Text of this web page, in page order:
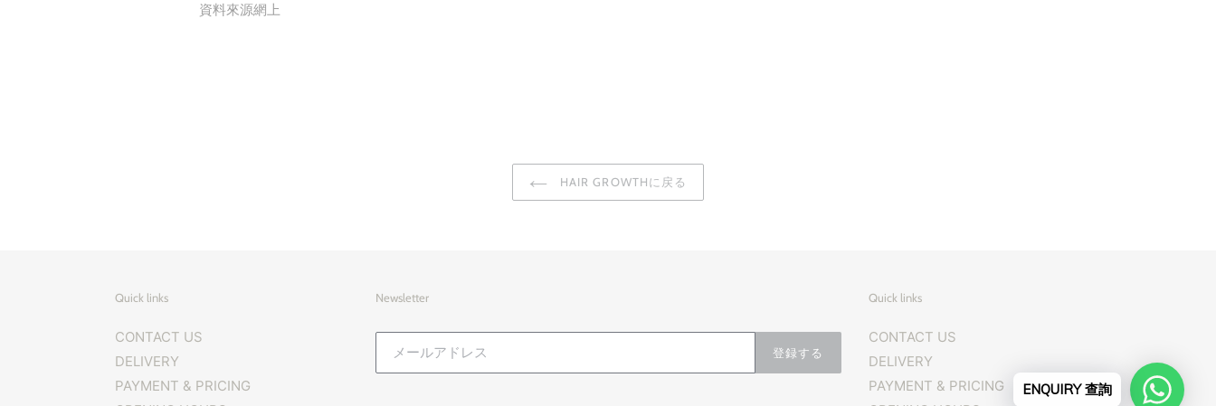
資料來源網上
HAIR GROWTHに戻る
Quick links
CONTACT US
DELIVERY
PAYMENT & PRICING
Newsletter
登録する
Quick links
CONTACT US
DELIVERY
PAYMENT & PRICING
ENQUIRY 查詢